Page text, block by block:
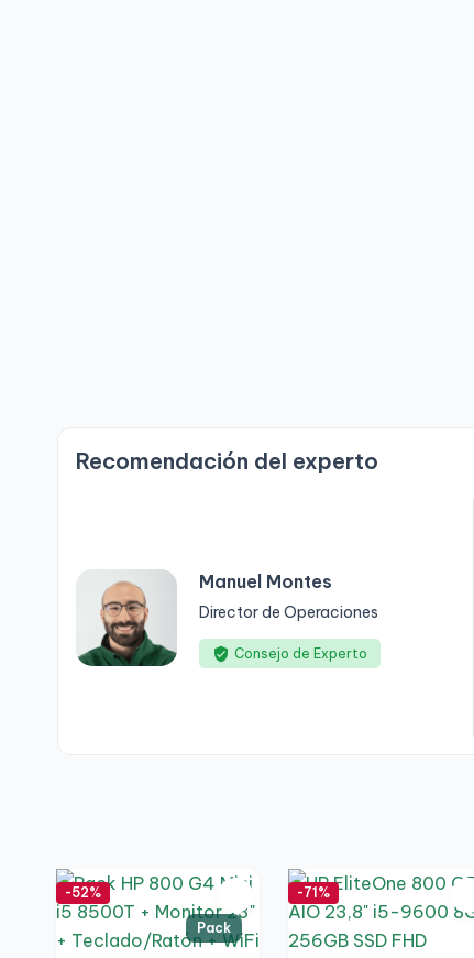
Recomendación del experto
Manuel Montes
Director de Operaciones
Consejo de Experto
Pack
-52% -71%